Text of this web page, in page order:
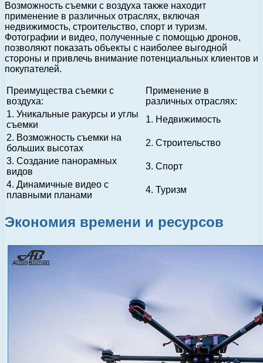
Возможность съемки с воздуха также находит
применение в различных отраслях, включая
недвижимость, строительство, спорт и туризм.
Фотографии и видео, полученные с помощью дронов,
позволяют показать объекты с наиболее выгодной
стороны и привлечь внимание потенциальных клиентов и
покупателей.
Преимущества съемки с
воздуха:
Применение в
различных отраслях:
1. Уникальные ракурсы и углы
съемки
1. Недвижимость
2. Возможность съемки на
больших высотах
2. Строительство
3. Создание панорамных
видов
3. Спорт
4. Динамичные видео с
плавными планами
4. Туризм
Экономия времени и ресурсов